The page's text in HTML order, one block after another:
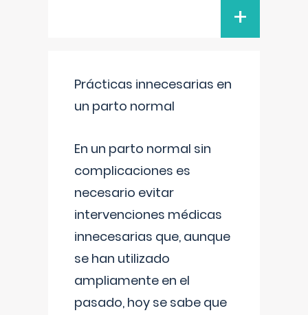
+
Prácticas innecesarias en
un parto normal
En un parto normal sin
complicaciones es
necesario evitar
intervenciones médicas
innecesarias que, aunque
se han utilizado
ampliamente en el
pasado, hoy se sabe que